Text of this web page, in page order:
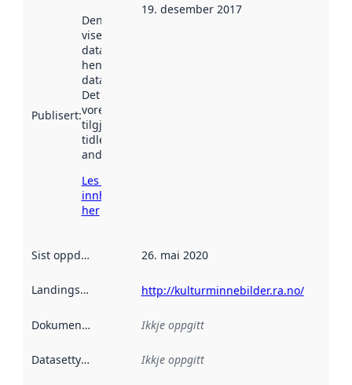
Publisert:
Denne datoen
viser når
datasettet vart
henta inn av
data.norge.no.
Det kan ha
vore
tilgjengeleg
tidlegare
andre stader.
Les meir om
innhenting
her
19. desember 2017
Sist oppdatert 26. mai 2020
Landingsside http://kulturminnebilder.ra.no/
Dokumentasjon Ikkje oppgitt
Datasettype Ikkje oppgitt